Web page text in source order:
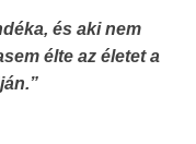
és aki nem
élte az életet a